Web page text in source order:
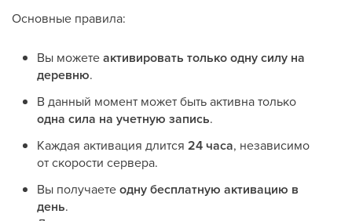
Основные правила:
Вы можетеактивировать только одну силу на
деревню.
В данный момент может быть активна только
одна сила на учетную запись.
Каждая активация длится 24 часа, независимо
от скорости сервера.
Вы получаетеодну бесплатную активацию в
день.